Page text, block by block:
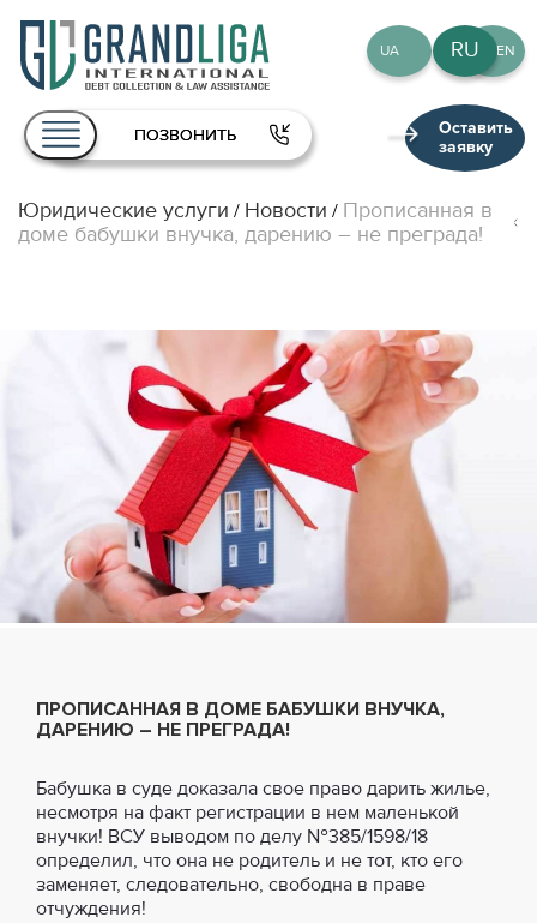
О нас
Публикации
Контакты
RU EN
RU
UA EN
ПОЗВОНИТЬ
Оставить
заявку
Юридические услуги / Новости / Прописанная в
доме бабушки внучка, дарению – не преграда!
ПРОПИСАННАЯ В ДОМЕ БАБУШКИ ВНУЧКА,
ДАРЕНИЮ – НЕ ПРЕГРАДА!
Бабушка в суде доказала свое право дарить жилье,
несмотря на факт регистрации в нем маленькой
внучки! ВСУ выводом по делу №385/1598/18
определил, что она не родитель и не тот, кто его
заменяет, следовательно, свободна в праве
отчуждения!